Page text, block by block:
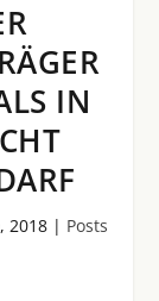
IN
2018 | Posts